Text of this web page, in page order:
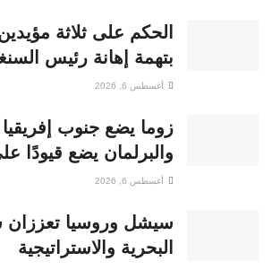
الحكم على ثلاثة
بتهمة إهانة رئيس
أغسطس 6, 2026
زوما يضع جنوب
والبرلمان يضع قيودًا
أغسطس 6, 2026
سيشل وروسيا تعززان
البحرية والاستراتيجية